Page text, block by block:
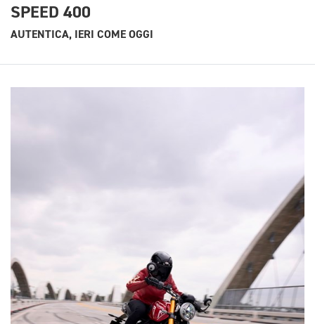
SPEED 400
AUTENTICA, IERI COME OGGI